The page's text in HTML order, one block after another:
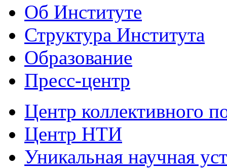
Об Институте
Структура Института
Образование
Пресс-центр
Центр коллективного
Центр НТИ
Уникальная научная